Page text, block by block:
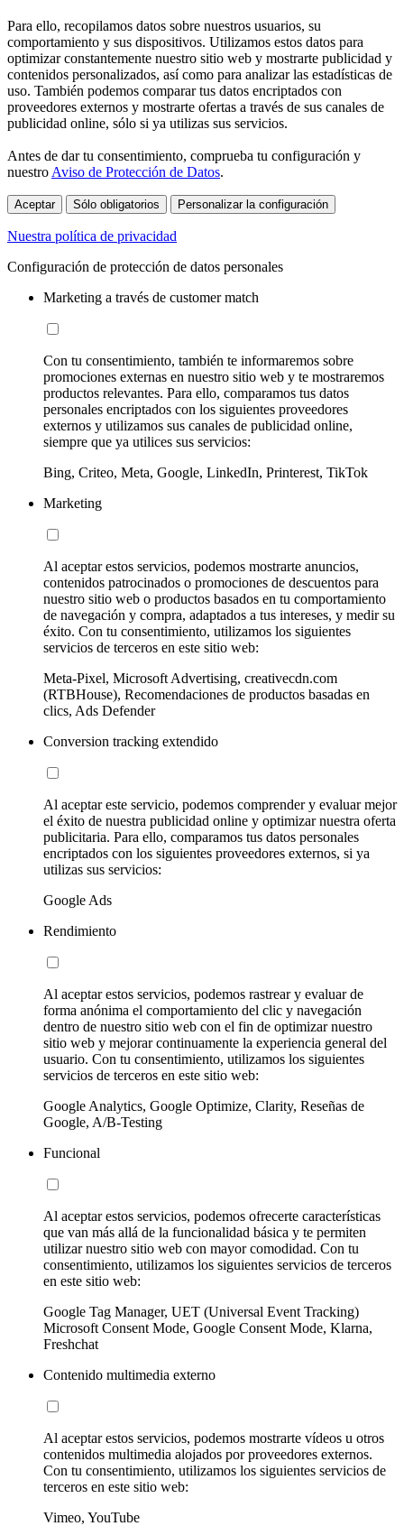
Para ello, recopilamos datos sobre nuestros usuarios, su
comportamiento y sus dispositivos. Utilizamos estos datos para
optimizar constantemente nuestro sitio web y mostrarte publicidad y
contenidos personalizados, así como para analizar las estadísticas de
uso. También podemos comparar tus datos encriptados con
proveedores externos y mostrarte ofertas a través de sus canales de
publicidad online, sólo si ya utilizas sus servicios.
Antes de dar tu consentimiento, comprueba tu configuración y
nuestro Aviso de Protección de Datos.
Aceptar Sólo obligatorios Personalizar la configuración
Nuestra política de privacidad
Configuración de protección de datos personales
Marketing a través de customer match
Con tu consentimiento, también te informaremos sobre
promociones externas en nuestro sitio web y te mostraremos
productos relevantes. Para ello, comparamos tus datos
personales encriptados con los siguientes proveedores
externos y utilizamos sus canales de publicidad online,
siempre que ya utilices sus servicios:
Bing, Criteo, Meta, Google, LinkedIn, Printerest, TikTok
Marketing
Al aceptar estos servicios, podemos mostrarte anuncios,
contenidos patrocinados o promociones de descuentos para
nuestro sitio web o productos basados en tu comportamiento
de navegación y compra, adaptados a tus intereses, y medir su
éxito. Con tu consentimiento, utilizamos los siguientes
servicios de terceros en este sitio web:
Meta-Pixel, Microsoft Advertising, creativecdn.com
(RTBHouse), Recomendaciones de productos basadas en
clics, Ads Defender
Conversion tracking extendido
Al aceptar este servicio, podemos comprender y evaluar mejor
el éxito de nuestra publicidad online y optimizar nuestra oferta
publicitaria. Para ello, comparamos tus datos personales
encriptados con los siguientes proveedores externos, si ya
utilizas sus servicios:
Google Ads
Rendimiento
Al aceptar estos servicios, podemos rastrear y evaluar de
forma anónima el comportamiento del clic y navegación
dentro de nuestro sitio web con el fin de optimizar nuestro
sitio web y mejorar continuamente la experiencia general del
usuario. Con tu consentimiento, utilizamos los siguientes
servicios de terceros en este sitio web:
Google Analytics, Google Optimize, Clarity, Reseñas de
Google, A/B-Testing
Funcional
Al aceptar estos servicios, podemos ofrecerte características
que van más allá de la funcionalidad básica y te permiten
utilizar nuestro sitio web con mayor comodidad. Con tu
consentimiento, utilizamos los siguientes servicios de terceros
en este sitio web:
Google Tag Manager, UET (Universal Event Tracking)
Microsoft Consent Mode, Google Consent Mode, Klarna,
Freshchat
Contenido multimedia externo
Al aceptar estos servicios, podemos mostrarte vídeos u otros
contenidos multimedia alojados por proveedores externos.
Con tu consentimiento, utilizamos los siguientes servicios de
terceros en este sitio web:
Vimeo, YouTube